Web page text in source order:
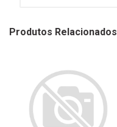
Produtos Relacionados